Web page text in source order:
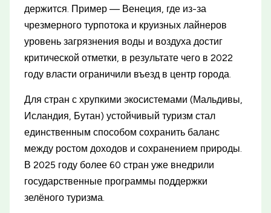
держится. Пример — Венеция, где из-за
чрезмерного турпотока и круизных лайнеров
уровень загрязнения воды и воздуха достиг
критической отметки, в результате чего в 2022
году власти ограничили въезд в центр города.
Для стран с хрупкими экосистемами (Мальдивы,
Исландия, Бутан) устойчивый туризм стал
единственным способом сохранить баланс
между ростом доходов и сохранением природы.
В 2025 году более 60 стран уже внедрили
государственные программы поддержки
зелёного туризма.